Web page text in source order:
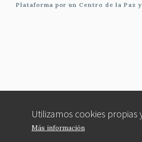
Utilizamos cookies
Más información
Plataforma por un Centro de la Paz